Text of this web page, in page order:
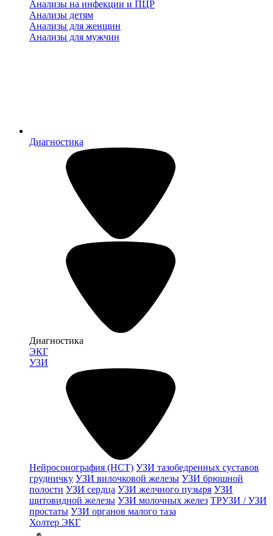
Анализы на инфекции и ПЦР
Анализы детям
Анализы для женщин
Анализы для мужчин
Диагностика
Диагностика
ЭКГ
УЗИ
Нейросонография (НСТ) УЗИ тазобедренных суставов
грудничку УЗИ вилочковой железы УЗИ брюшной
полости УЗИ сердца УЗИ желчного пузыря УЗИ
щитовидной железы УЗИ молочных желез ТРУЗИ / УЗИ
простаты УЗИ органов малого таза
Холтер ЭКГ